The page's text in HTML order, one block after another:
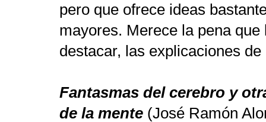
pero que ofrece ideas
mayores. Merece la pena
destacar, las explicaciones
Fantasmas del cerebro y
de la mente (José Ramón